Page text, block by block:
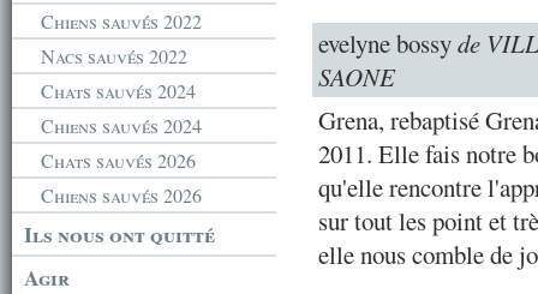
Chiens sauvés 2022
Nacs sauvés 2022
Chats sauvés 2024
Chiens sauvés 2024
Chats sauvés 2026
Chiens sauvés 2026
Ils nous ont quitté
Agir
evelyne bossyde
SAONE
Grena, rebaptisé
2011. Elle fais notre
qu'elle rencontre
sur tout les point et
elle nous comble de